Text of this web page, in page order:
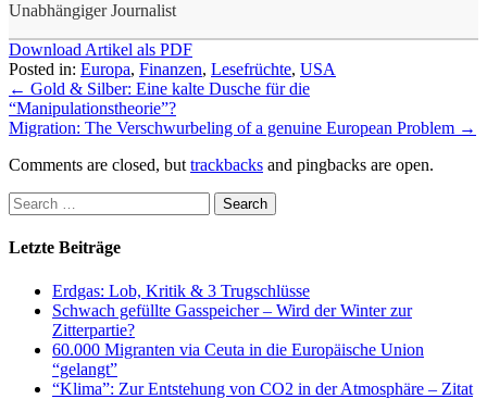
Unabhängiger Journalist
Download Artikel als PDF
Posted in: Europa, Finanzen, Lesefrüchte, USA
← Gold & Silber: Eine kalte Dusche für die
“Manipulationstheorie”?
Migration: The Verschwurbeling of a genuine European Problem →
Comments are closed, but trackbacks and pingbacks are open.
Letzte Beiträge
Erdgas: Lob, Kritik & 3 Trugschlüsse
Schwach gefüllte Gasspeicher – Wird der Winter zur
Zitterpartie?
60.000 Migranten via Ceuta in die Europäische Union
“gelangt”
“Klima”: Zur Entstehung von CO2 in der Atmosphäre – Zitat